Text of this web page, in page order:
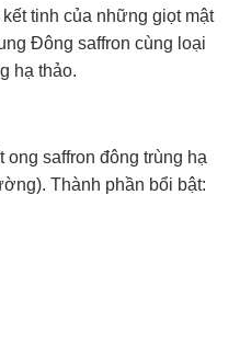
tinh của những giọt mật
Đông saffron cùng loại
hạ thảo.
ong saffron đông trùng hạ
Thành phần bổi bật: